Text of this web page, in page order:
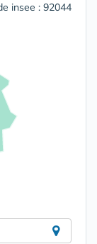
insee : 92044